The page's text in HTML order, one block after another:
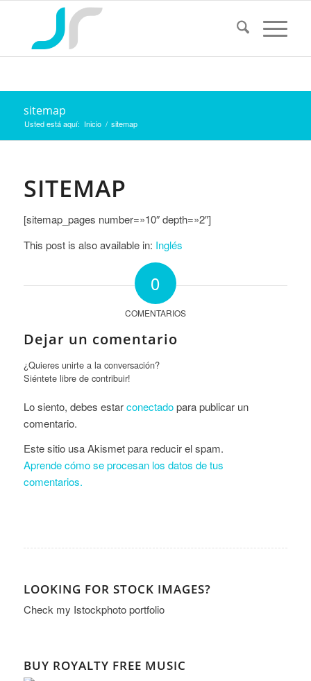
sitemap
Usted está aquí: Inicio / sitemap
SITEMAP
[sitemap_pages number=»10″ depth=»2″]
This post is also available in: Inglés
0
COMENTARIOS
Dejar un comentario
¿Quieres unirte a la conversación?
Siéntete libre de contribuir!
Lo siento, debes estarconectadopara publicar un
comentario.
Este sitio usa Akismet para reducir el spam.
Aprende cómo se procesan los datos de tus
comentarios.
LOOKING FOR STOCK IMAGES?
Check my Istockphoto portfolio
BUY ROYALTY FREE MUSIC